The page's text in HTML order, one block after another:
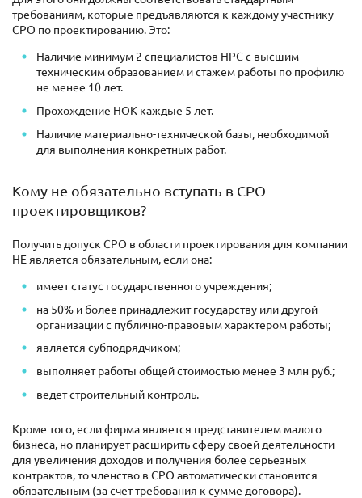
требованиям, которые предъявляются к каждому участнику
СРО по проектированию. Это:
Наличие минимум 2 специалистов НРС с высшим
техническим образованием и стажем работы по профилю
не менее 10 лет.
Прохождение НОК каждые 5 лет.
Наличие материально-технической базы, необходимой
для выполнения конкретных работ.
Кому не обязательно вступать в СРО
проектировщиков?
Получить допуск СРО в области проектирования для компании
НЕ является обязательным, если она:
имеет статус государственного учреждения;
на 50% и более принадлежит государству или другой
организации с публично-правовым характером работы;
является субподрядчиком;
выполняет работы общей стоимостью менее 3 млн руб.;
ведет строительный контроль.
Кроме того, если фирма является представителем малого
бизнеса, но планирует расширить сферу своей деятельности
для увеличения доходов и получения более серьезных
контрактов, то членство в СРО автоматически становится
обязательным (за счет требования к сумме договора).